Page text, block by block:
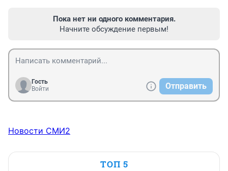
Пока нет ни одного комментария.
Начните обсуждение первым!
Гость
Войти
Отправить
Новости СМИ2
ТОП 5